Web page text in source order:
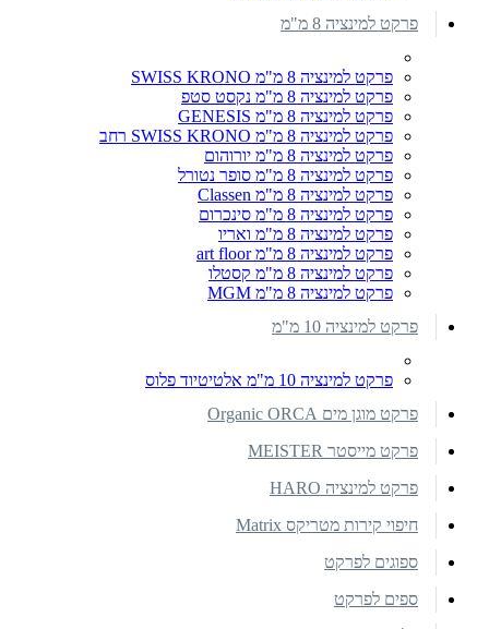
פרקט למינציה 8 מ"מ
פרקט למינציה 8 מ"מ SWISS KRONO
פרקט למינציה 8 מ"מ נקסט סטפ
פרקט למינציה 8 מ"מ GENESIS
פרקט למינציה 8 מ"מ SWISS KRONO רחב
פרקט למינציה 8 מ"מ יורוהום
פרקט למינציה 8 מ"מ סופר נטורל
פרקט למינציה 8 מ"מ Classen
פרקט למינציה 8 מ"מ סינכרום
פרקט למינציה 8 מ"מ ואריו
פרקט למינציה 8 מ"מ art floor
פרקט למינציה 8 מ"מ קסטלו
פרקט למינציה 8 מ"מ MGM
פרקט למינציה 10 מ"מ
פרקט למינציה 10 מ"מ אלטיטיוד פלוס
פרקט מוגן מים Organic ORCA
פרקט מייסטר MEISTER
פרקט למינציה HARO
חיפוי קירות מטריקס Matrix
ספוגים לפרקט
ספים לפרקט